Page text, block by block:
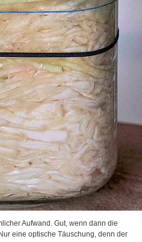
Aufwand. Gut, wenn dann die
eine optische Täuschung, denn der